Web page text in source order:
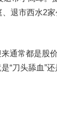
退市西水2家
常都是股
刀头舔血”还